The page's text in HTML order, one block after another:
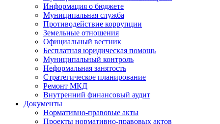
Информация о бюджете
Муниципальная служба
Противодействие коррупции
Земельные отношения
Официальный вестник
Бесплатная юридическая помощь
Муниципальный контроль
Неформальная занятость
Стратегическое планирование
Ремонт МКД
Внутренний финансовый аудит
Документы
Нормативно-правовые акты
Проекты нормативно-правовых актов